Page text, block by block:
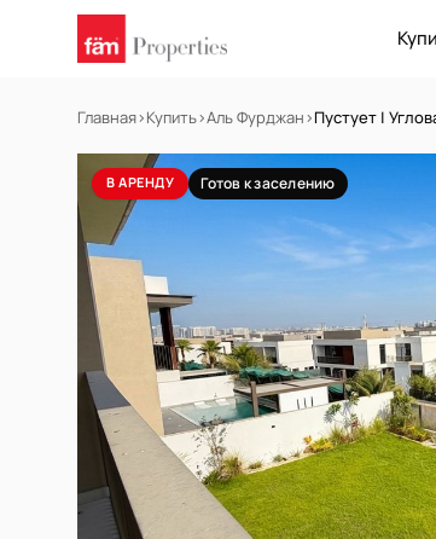
Главная›Купить›Аль Фурджан›Пустует |
В АРЕНДУ Готов к заселению